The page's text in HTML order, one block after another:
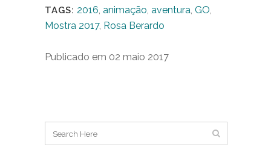
TAGS: 2016, animação, aventura, GO,
Mostra 2017, Rosa Berardo
Publicado em 02 maio 2017